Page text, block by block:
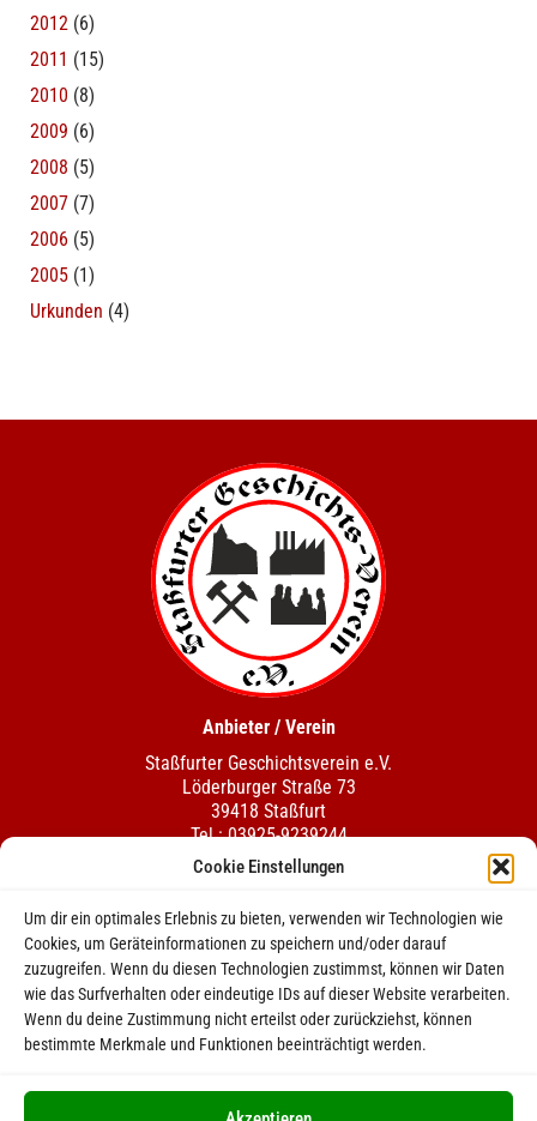
Cookie Einstellungen
Um dir ein optimales Erlebnis zu bieten, verwenden wir Technologien wie
Cookies, um Geräteinformationen zu speichern und/oder darauf
zuzugreifen. Wenn du diesen Technologien zustimmst, können wir Daten
wie das Surfverhalten oder eindeutige IDs auf dieser Website verarbeiten.
Wenn du deine Zustimmung nicht erteilst oder zurückziehst, können
bestimmte Merkmale und Funktionen beeinträchtigt werden.
2012 (6)
2011 (15)
2010 (8)
2009 (6)
2008 (5)
2007 (7)
2006 (5)
2005 (1)
Urkunden (4)
Anbieter / Verein
Staßfurter Geschichtsverein e.V.
Löderburger Straße 73
39418 Staßfurt
Tel.:03925-9239244
stassfurter.geschichtsverein@web.de
"Wir l(i)eben Geschichte" wurde der Staßfurter Geschichtsverein
e.V. am 21.November 2005 gegründet. Der Verein beschäftigt
sich mit der Geschichte der alten Salzstadt Staßfurt, deren erste
urkundliche Erwähnung auf das Jahr 806 zurückgeht.
Wichtiges
Impressum